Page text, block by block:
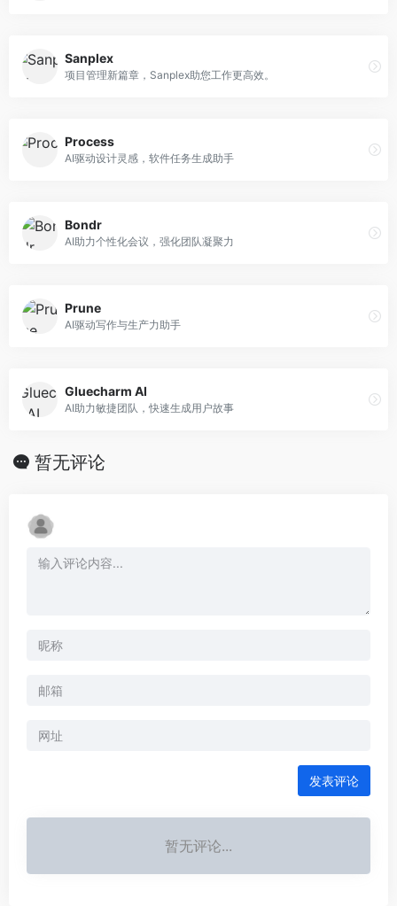
Sanplex
项目管理新篇章，Sanplex助您工作更高效。
Process
AI驱动设计灵感，软件任务生成助手
Bondr
AI助力个性化会议，强化团队凝聚力
Prune
AI驱动写作与生产力助手
Gluecharm AI
AI助力敏捷团队，快速生成用户故事
暂无评论
发表评论
暂无评论...